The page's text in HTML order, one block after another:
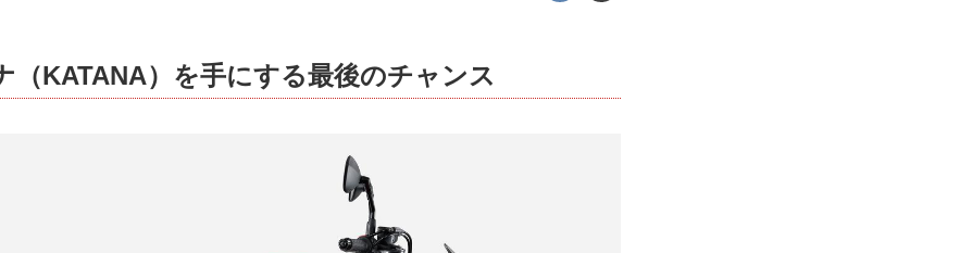
（KATANA）を手にする最後のチャンス